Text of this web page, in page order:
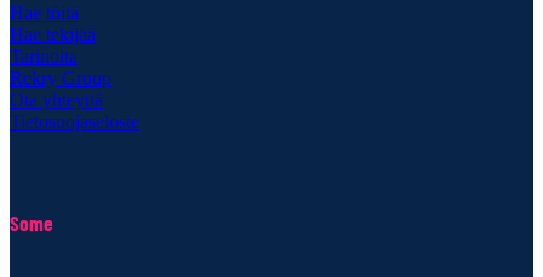
Hae töitä
Hae tekijää
Tarinoita
Rekry Group
Ota yhteyttä
Tietosuojaseloste
Some